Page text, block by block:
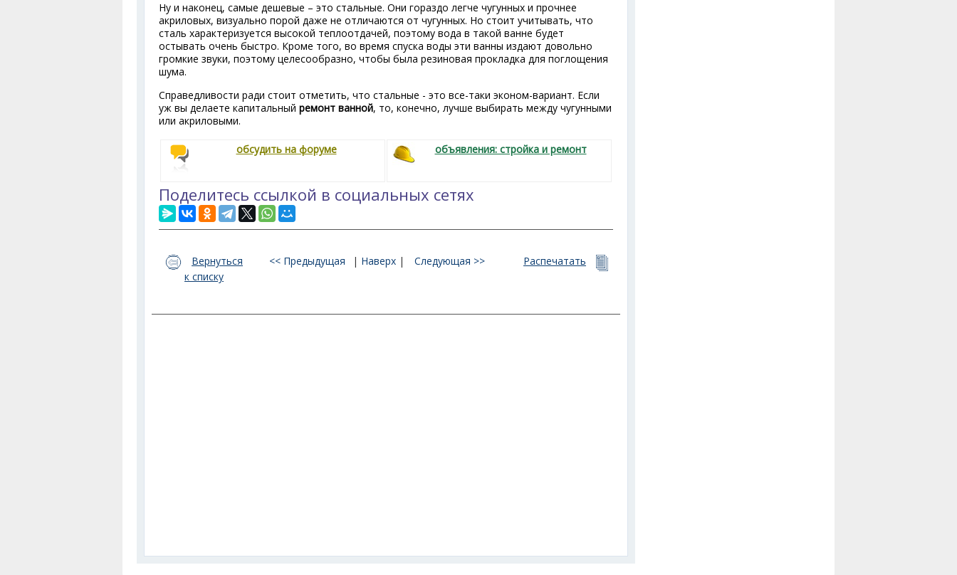
Ну и наконец, самые дешевые – это стальные. Они гораздо легче чугунных и прочнее
акриловых, визуально порой даже не отличаются от чугунных. Но стоит учитывать, что
сталь характеризуется высокой теплоотдачей, поэтому вода в такой ванне будет
остывать очень быстро. Кроме того, во время спуска воды эти ванны издают довольно
громкие звуки, поэтому целесообразно, чтобы была резиновая прокладка для поглощения
шума.
Справедливости ради стоит отметить, что стальные - это все-таки эконом-вариант. Если
уж вы делаете капитальный ремонт ванной, то, конечно, лучше выбирать между чугунными
или акриловыми.
обсудить на форуме объявления: стройка и ремонт
Поделитесь ссылкой в социальных сетях
Вернуться
к списку
<< Предыдущая | Наверх | Следующая >> Распечатать